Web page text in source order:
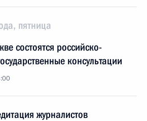
пятница
состоятся российско-
консультации
журналистов